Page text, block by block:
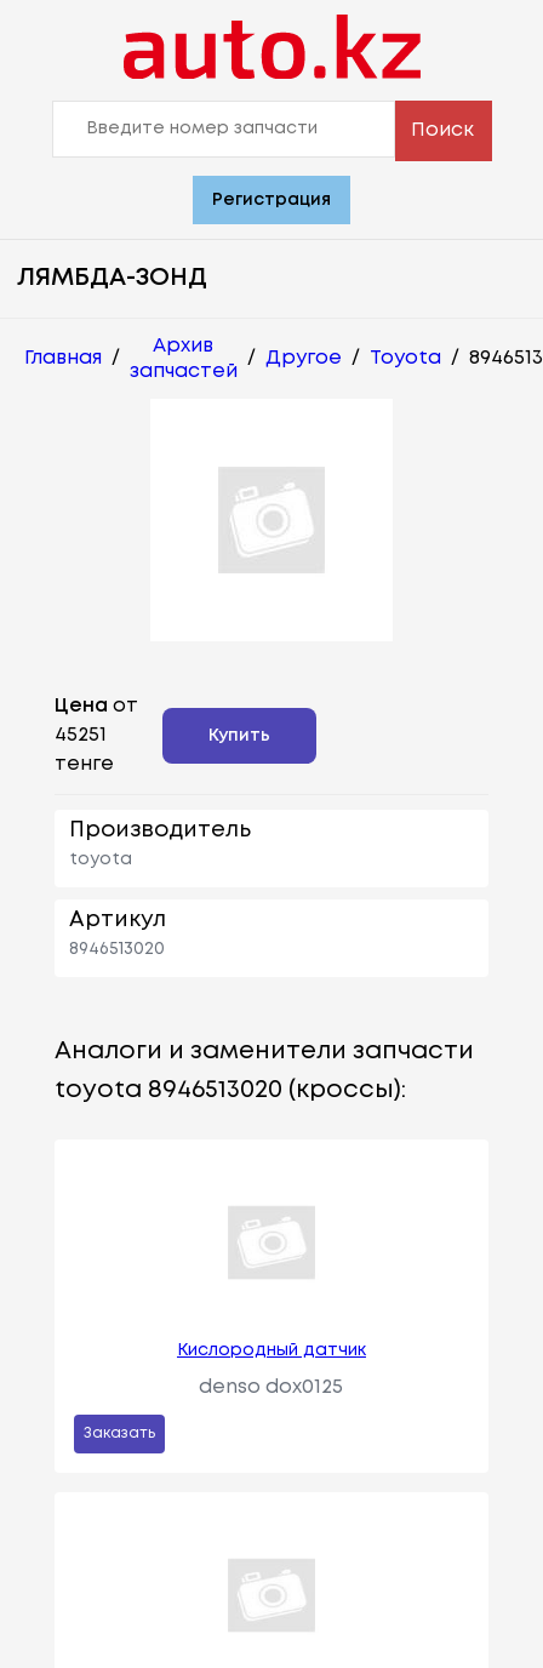
Поиск
Регистрация
ЛЯМБДА-ЗОНД
Главная /
Архив
запчастей
/ Другое / Toyota /
Цена от
45251
тенге
Купить
Производитель
toyota
Артикул
8946513020
Аналоги и заменители запчасти
toyota 8946513020 (кроссы):
Кислородный датчик
denso dox0125
Заказать